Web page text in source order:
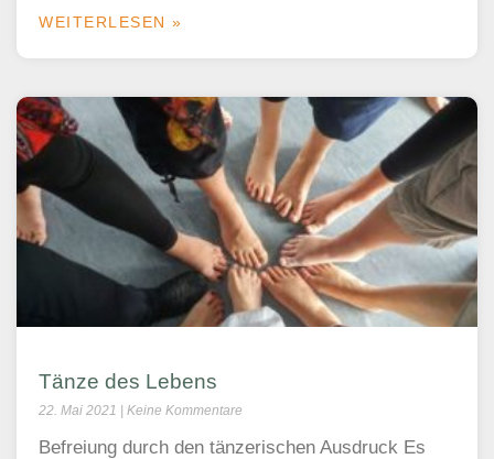
WEITERLESEN »
Tänze des Lebens
22. Mai 2021 Keine Kommentare
Befreiung durch den tänzerischen Ausdruck Es